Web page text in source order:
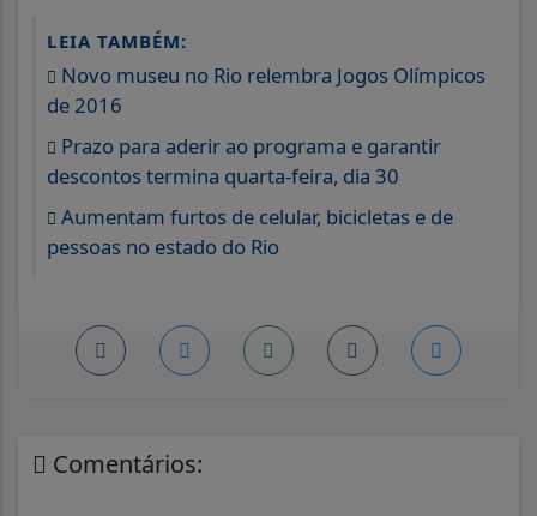
LEIA TAMBÉM:
Novo museu no Rio relembra Jogos Olímpicos
de 2016
Prazo para aderir ao programa e garantir
descontos termina quarta-feira, dia 30
Aumentam furtos de celular, bicicletas e de
pessoas no estado do Rio
Comentários: